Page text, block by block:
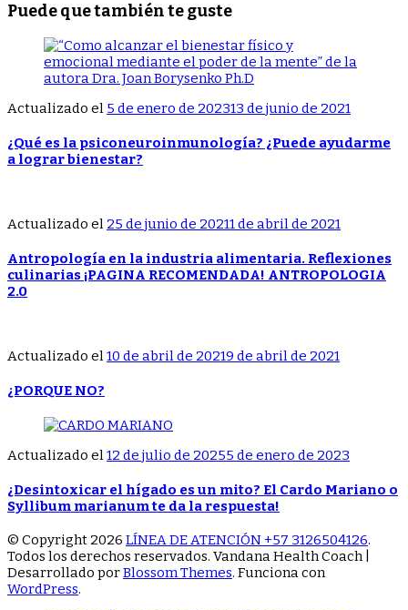
Puede que también te guste
Actualizado el 5 de enero de 202313 de junio de 2021
¿Qué es la psiconeuroinmunología? ¿Puede ayudarme
a lograr bienestar?
Actualizado el 25 de junio de 20211 de abril de 2021
Antropología en la industria alimentaria. Reflexiones
culinarias ¡PAGINA RECOMENDADA! ANTROPOLOGIA
2.0
Actualizado el10 de abril de 20219 de abril de 2021
¿PORQUE NO?
Actualizado el 12 de julio de 20255 de enero de 2023
¿Desintoxicar el hígado es un mito? El Cardo Mariano o
Syllibum marianum te da la respuesta!
© Copyright 2026 LÍNEA DE ATENCIÓN +57 3126504126.
Todos los derechos reservados. Vandana Health Coach |
Desarrollado porBlossom Themes. Funciona con
WordPress.